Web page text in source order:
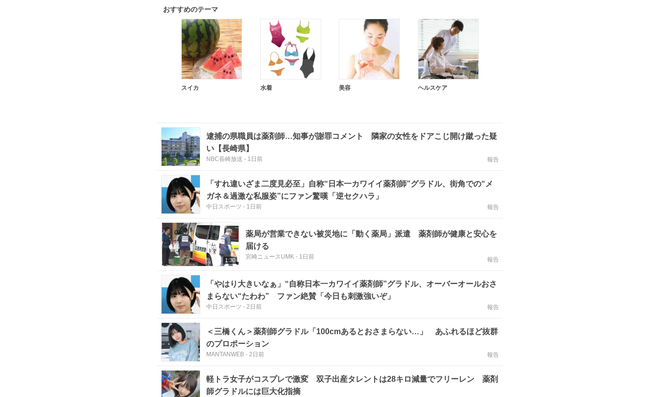
おすすめのテーマ
スイカ 水着 美容 ヘルスケア
逮捕の県職員は薬剤師…知事が謝罪コメント 隣家の女性をドアこじ開け蹴った疑
い【長崎県】
NBC長崎放送 - 1日前 報告
「すれ違いざま二度見必至」自称“日本一カワイイ薬剤師”グラドル、街角での“メ
ガネ＆過激な私服姿”にファン驚嘆「逆セクハラ」
中日スポーツ - 1日前 報告
1:30
薬局が営業できない被災地に「動く薬局」派遣 薬剤師が健康と安心を
届ける
宮崎ニュースUMK - 1日前 報告
「やはり大きいなぁ」“自称日本一カワイイ薬剤師”グラドル、オーバーオールおさ
まらない“たわわ” ファン絶賛「今日も刺激強いぞ」
中日スポーツ - 2日前 報告
＜三橋くん＞薬剤師グラドル「100cmあるとおさまらない…」 あふれるほど抜群
のプロポーション
MANTANWEB - 2日前 報告
軽トラ女子がコスプレで激変 双子出産タレントは28キロ減量でフリーレン 薬剤
師グラドルには巨大化指摘